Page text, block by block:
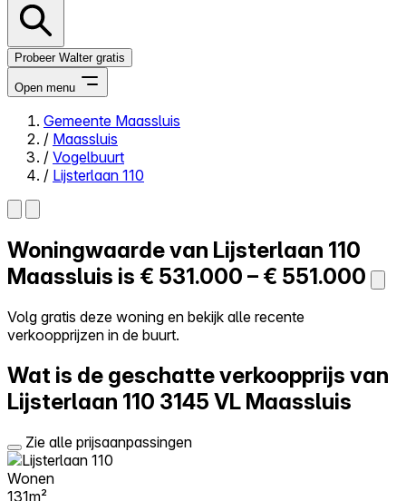
Probeer Walter gratis
Open menu
Close menu
Zelf kopen
Alles-in-één
Reviews
Log in
Gemeente Maassluis
/ Maassluis
/ Vogelbuurt
/ Lijsterlaan 110
Woningwaarde van Lijsterlaan 110
Maassluis is € 531.000 – € 551.000
Volg gratis deze woning en bekijk alle recente
verkoopprijzen in de buurt.
Wat is de geschatte verkoopprijs van
Lijsterlaan 110 3145 VL Maassluis
Zie alle prijsaanpassingen
Wonen
131m²